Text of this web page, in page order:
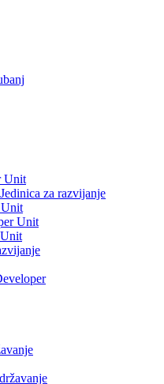
Unit
za razvijanje
Unit